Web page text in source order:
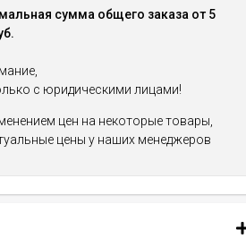
сумма общего заказа от 5
с юридическими лицами!
цен на некоторые товары,
цены у наших менеджеров